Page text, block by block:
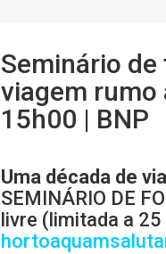
Seminário de
viagem rumo
15h00 | BNP
Uma década de
SEMINÁRIO DE
livre (limitada a